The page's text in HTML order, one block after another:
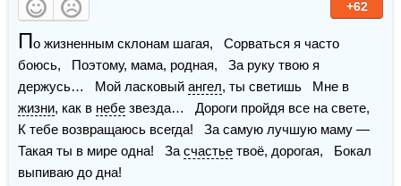
+62
По жизненным склонам шагая,   Сорваться я часто
боюсь,   Поэтому, мама, родная,   За руку твою я
держусь…   Мой ласковый ангел
жизни, как в небе звезда…   Дороги пройдя все на свете,
К тебе возвращаюсь всегда!   За самую лучшую маму —
Такая ты в мире одна!   За счастье твоё, дорогая,   Бокал
выпиваю до дна!